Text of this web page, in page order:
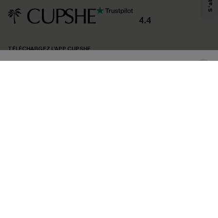
4.4
TÉLÉCHARGEZ L’APP CUPSHE
produits susceptibles de vous intéresser, conformément à notre
Politique de
confidentialité
. Vous pouvez vous désabonner à tout moment.